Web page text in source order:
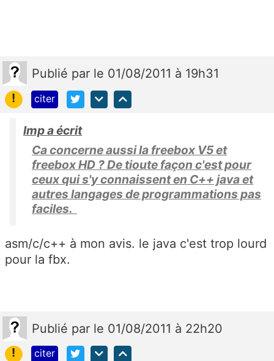
Publié par le 01/08/2011 à 19h31
!
citer
lmp a écrit
Ca concerne aussi la freebox V5 et
freebox HD ? De tioute façon c'est pour
ceux qui s'y connaissent en C++ java et
autres langages de programmations pas
faciles.
asm/c/c++ à mon avis. le java c'est trop lourd
pour la fbx.
Publié par le 01/08/2011 à 22h20
!
citer